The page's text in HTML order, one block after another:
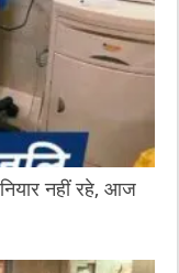
नहीं रहे, आज